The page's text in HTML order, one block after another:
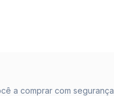
a comprar com